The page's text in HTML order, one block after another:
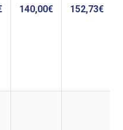
140,00€ 152,73€